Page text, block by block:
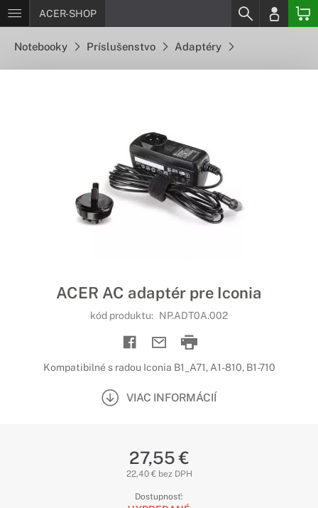
ACER-SHOP
Notebooky Príslušenstvo Adaptéry
ACER AC adaptér pre Iconia
kód produktu: NP.ADT0A.002
Kompatibilné s radou Iconia B1_A71, A1-810, B1-710
VIAC INFORMÁCIÍ
27,55 €
22,40 € bez DPH
Dostupnosť: